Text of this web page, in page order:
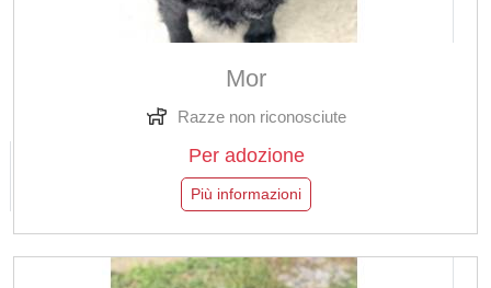
Mor
Razze non riconosciute
Per adozione
Più informazioni